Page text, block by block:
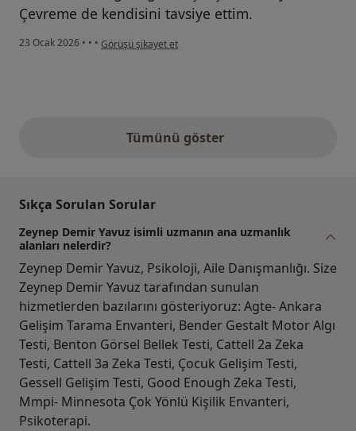
Çevreme de kendisini tavsiye ettim.
23 Ocak 2026 • • • kullanıcının görüşüne göre t...
Görüşü şikayet et
Tümünü gösteryukarıdaki görüşler
Sıkça Sorulan Sorular
Zeynep Demir Yavuz isimli uzmanın ana uzmanlık
alanları nelerdir?
Zeynep Demir Yavuz, Psikoloji, Aile Danışmanlığı. Size
Zeynep Demir Yavuz tarafından sunulan
hizmetlerden bazılarını gösteriyoruz: Agte- Ankara
Gelişim Tarama Envanteri, Bender Gestalt Motor Algı
Testi, Benton Görsel Bellek Testi, Cattell 2a Zeka
Testi, Cattell 3a Zeka Testi, Çocuk Gelişim Testi,
Gessell Gelişim Testi, Good Enough Zeka Testi,
Mmpi- Minnesota Çok Yönlü Kişilik Envanteri,
Psikoterapi.